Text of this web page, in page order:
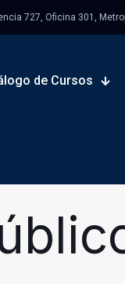
727, Oficina 301,
de Cursos